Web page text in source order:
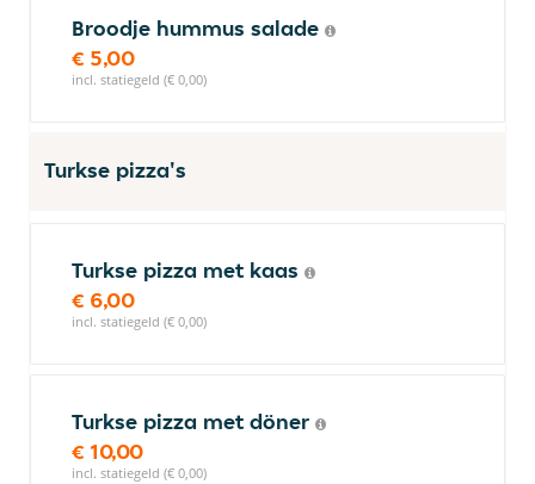
Broodje hummus salade
€ 5,00
incl. statiegeld (€ 0,00)
Turkse pizza's
Turkse pizza met kaas
€ 6,00
incl. statiegeld (€ 0,00)
Turkse pizza met döner
€ 10,00
incl. statiegeld (€ 0,00)